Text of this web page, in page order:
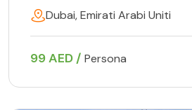
Dubai, Emirati Arabi Uniti
99 AED / Persona